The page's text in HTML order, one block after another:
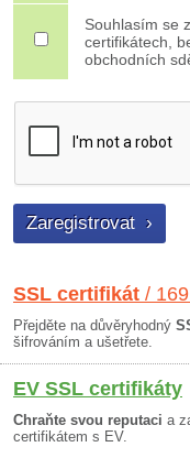
Souhlasím se
certifikátech,
obchodních
SSL certifikát /
Přejděte na důvěryhodný
šifrováním a ušetřete.
EV SSL certifikáty
Chraňte svou reputaci a
certifikátem s EV.